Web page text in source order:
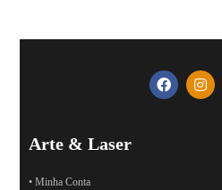
Arte & Laser
• Minha Conta